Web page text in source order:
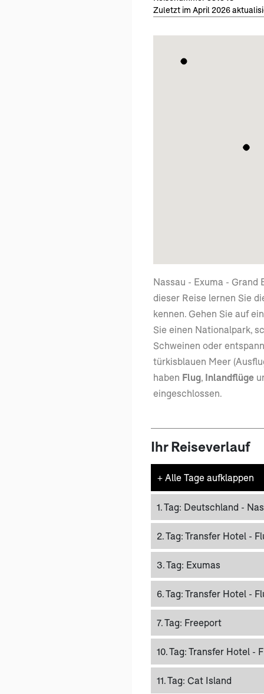
Zuletzt im April 2026
Nassau - Exuma - Grand
dieser Reise lernen Sie
kennen. Gehen Sie auf
Sie einen Nationalpark,
Schweinen oder
türkisblauen Meer
haben Flug Inlandflüge
eingeschlossen.
Ihr Reiseverlauf
+ Alle Tage aufklappen
1. Tag: Deutschland -
2. Tag: Transfer Hotel -
3. Tag: Exumas
6. Tag: Transfer Hotel -
7. Tag: Freeport
10. Tag: Transfer Hotel -
11. Tag: Cat Island